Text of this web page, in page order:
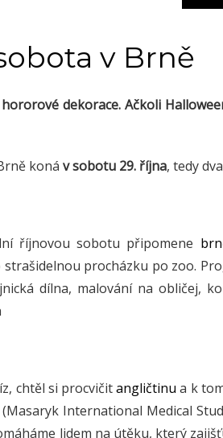
v Brně
dekorace. Ačkoli
koná v sobotu 29. října, tedy
říjnovou sobotu připomene
procházku po zoo.
dílna, malování na obličej,
chtěl si procvičitangličtinu a k
International Medical
lidem na útěku, který